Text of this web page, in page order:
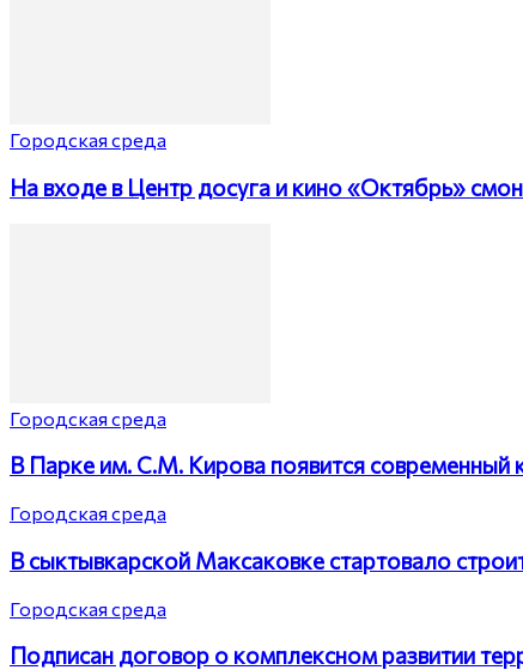
Городская среда
На входе в Центр досуга и кино «Октябрь»
Городская среда
В Парке им. С.М. Кирова появится современный
Городская среда
В сыктывкарской Максаковке стартовало
Городская среда
Подписан договор о комплексном развитии